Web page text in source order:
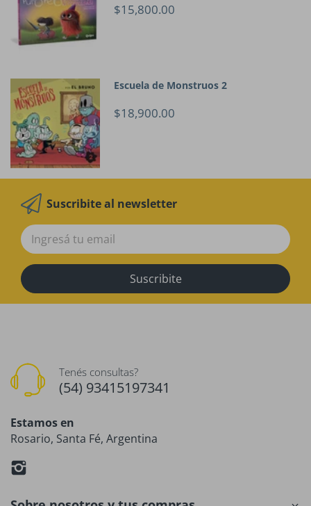
$15,800.00
Escuela de Monstruos 2
$18,900.00
Suscribite al newsletter
Suscribite
Tenés consultas?
(54) 93415197341
Estamos en
Rosario, Santa Fé, Argentina